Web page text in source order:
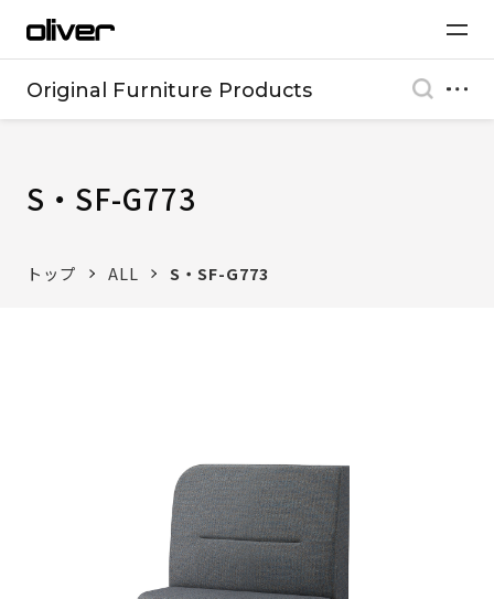
Original Furniture Products
S・SF-G773
トップ ALL S・SF-G773